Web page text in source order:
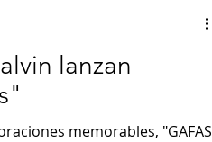
lanzan
memorables, "GAFAS